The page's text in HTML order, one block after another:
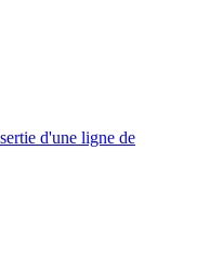
d'une ligne de